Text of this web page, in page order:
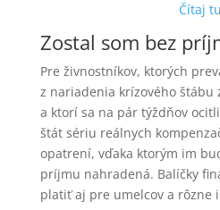
Čítaj tu
Zostal som bez
Pre živnostníkov, ktorých
z nariadenia krízového štábu
a ktorí sa na pár týždňov
štát sériu reálnych
opatrení, vďaka ktorým im
príjmu nahradená. Balíčky
platiť aj pre umelcov a rôzne